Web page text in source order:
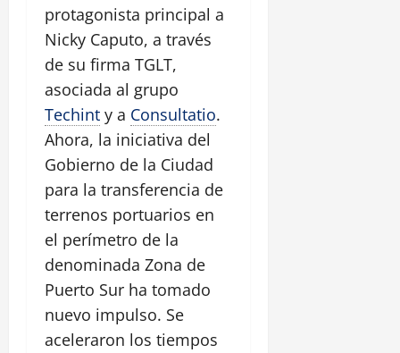
protagonista principal a
Nicky Caputo, a través
de su firma TGLT,
asociada al grupo
Techint y a Consultatio.
Ahora, la iniciativa del
Gobierno de la Ciudad
para la transferencia de
terrenos portuarios en
el perímetro de la
denominada Zona de
Puerto Sur ha tomado
nuevo impulso. Se
aceleraron los tiempos